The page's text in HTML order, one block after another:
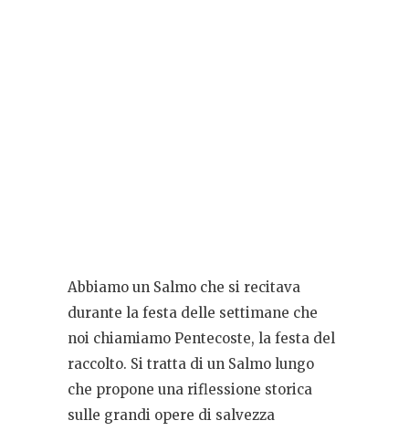
Abbiamo un Salmo che si recitava
durante la festa delle settimane che
noi chiamiamo Pentecoste, la festa del
raccolto. Si tratta di un Salmo lungo
che propone una riflessione storica
sulle grandi opere di salvezza